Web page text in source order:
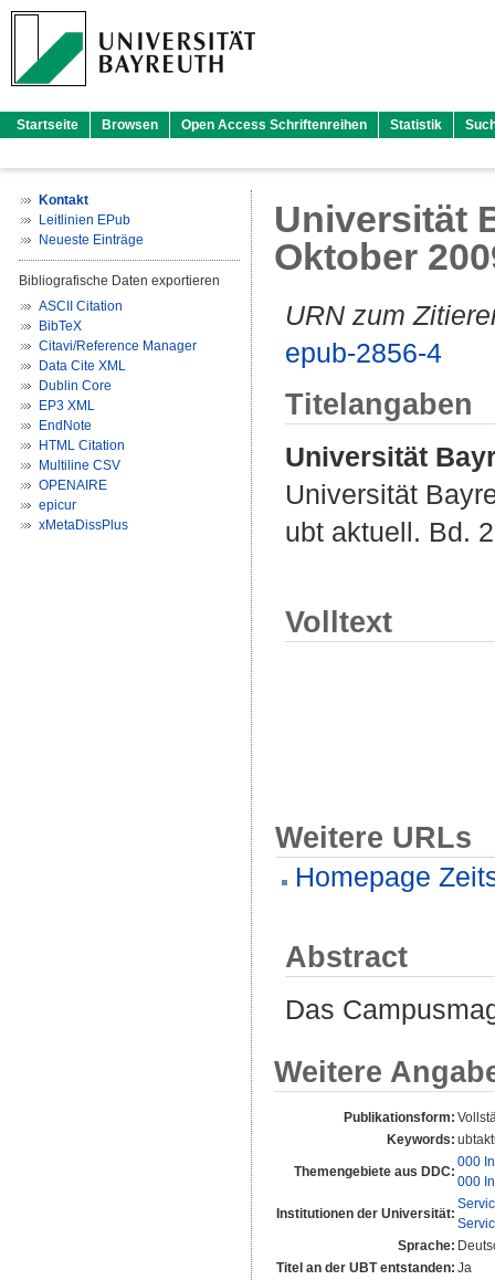
Startseite Browsen Open Access Schriftenreihen Statistik
Kontakt
Leitlinien EPub
Neueste Einträge
Bibliografische Daten exportieren
ASCII Citation
BibTeX
Citavi/Reference Manager
Data Cite XML
Dublin Core
EP3 XML
EndNote
HTML Citation
Multiline CSV
OPENAIRE
epicur
xMetaDissPlus
Universität
Oktober
URN zum
epub-2856-4
Titelangaben
Universität
Universität
ubt aktuell. Bd.
Volltext
Weitere URLs
Homepage
Abstract
Das
Weitere
Publikationsform:
Keywords:
Themengebiete aus DDC:
000
000
Institutionen der Universität:
Sprache:
Titel an der UBT entstanden: Ja